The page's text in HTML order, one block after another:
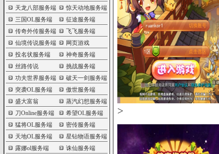
天龙八部服务端
惊天动地服务端
三国OL服务端
征途服务端
传奇外传服务端
飞飞服务端
仙境传说服务端
网页游戏
投名状服务端
神奇服务端
丝路传说
挑战服务端
功夫世界服务端
破天一剑服务端
突袭OL服务端
傲世服务端
盛大富翁
蒸汽幻想服务端
刀Online服务端
希望OL服务端
猛将OL服务端
密传服务端
天地OL服务端
星钻物语服务端
露娜ol服务端
诛仙服务端
>